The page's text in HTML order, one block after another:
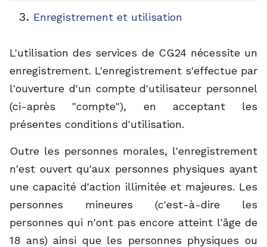
Enregistrement et utilisation
L'utilisation des services de CG24 nécessite un
enregistrement. L'enregistrement s'effectue par
l'ouverture d'un compte d'utilisateur personnel
(ci-après "compte"), en acceptant les
présentes conditions d'utilisation.
Outre les personnes morales, l'enregistrement
n'est ouvert qu'aux personnes physiques ayant
une capacité d'action illimitée et majeures. Les
personnes mineures (c'est-à-dire les
personnes qui n'ont pas encore atteint l'âge de
18 ans) ainsi que les personnes physiques ou